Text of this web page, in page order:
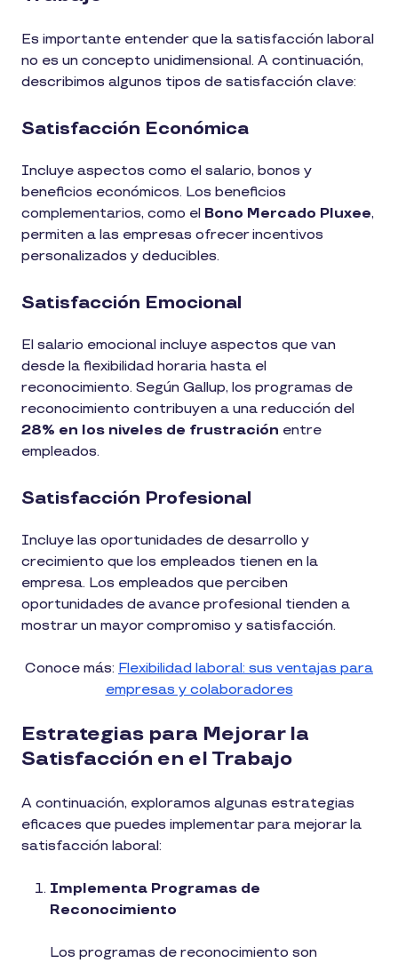
Es importante entender que la satisfacción laboral
no es un concepto unidimensional. A continuación,
describimos algunos tipos de satisfacción clave:
Satisfacción Económica
Incluye aspectos como el salario, bonos y
beneficios económicos. Los beneficios
complementarios, como el Bono Mercado Pluxee,
permiten a las empresas ofrecer incentivos
personalizados y deducibles​.
Satisfacción Emocional
El salario emocional incluye aspectos que van
desde la flexibilidad horaria hasta el
reconocimiento. Según Gallup, los programas de
reconocimiento contribuyen a una reducción del
28% en los niveles de frustración entre
empleados​.
Satisfacción Profesional
Incluye las oportunidades de desarrollo y
crecimiento que los empleados tienen en la
empresa. Los empleados que perciben
oportunidades de avance profesional tienden a
mostrar un mayor compromiso y satisfacción.
Conoce más: Flexibilidad laboral: sus ventajas para
empresas y colaboradores
Estrategias para Mejorar la
Satisfacción en el Trabajo
A continuación, exploramos algunas estrategias
eficaces que puedes implementar para mejorar la
satisfacción laboral:
Implementa Programas de
Reconocimiento
Los programas de reconocimiento son